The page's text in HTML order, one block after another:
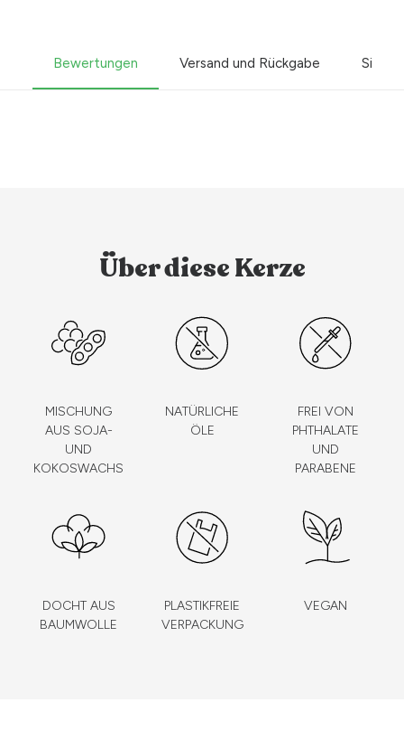
Bewertungen Versand und Rückgabe
Über diese Kerze
MISCHUNG
AUS SOJA-
UND
KOKOSWACHS
NATÜRLICHE
ÖLE
FREI VON
PHTHALATE
UND
PARABENE
DOCHT AUS
BAUMWOLLE
PLASTIKFREIE
VERPACKUNG
VEGAN